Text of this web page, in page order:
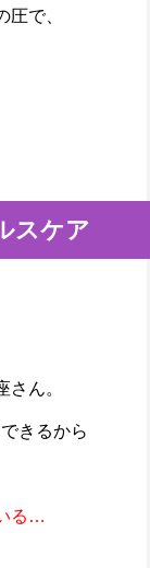
で、
スケア
ん。
きるから
る…